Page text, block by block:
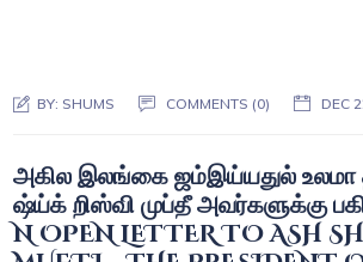
BY: SHUMS COMMENTS (0) DEC
அகில இலங்கை ஜம்இய்யதுல்
ஷ்ய்க் றிஸ்வி முப்தீ அவர்களுக்கு
N OPEN LETTER TO ASH